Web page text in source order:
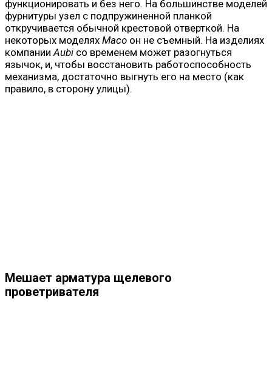
функционировать и без него. На большинстве моделей
фурнитуры узел с подпружиненной планкой
откручивается обычной крестовой отверткой. На
некоторых моделях Maco он не съемный. На изделиях
компанииAubi со временем может разогнуться
язычок, и, чтобы восстановить работоспособность
механизма, достаточно выгнуть его на место (как
правило, в сторону улицы).
Мешает арматура щелевого
проветривателя